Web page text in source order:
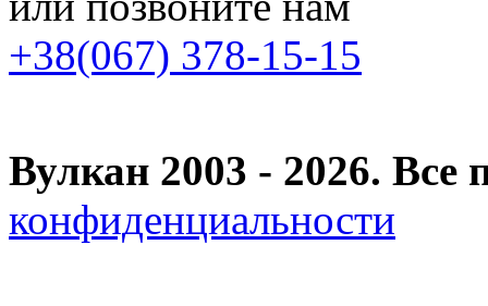
+38(067) 378-15-15
Вулкан 2003 - 2026.
конфиденциальности